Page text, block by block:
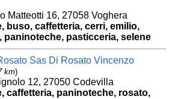
Matteotti 16, 27058 Voghera
buso, caffetteria, cerri, emilio,
paninoteche, pasticceria, selene
Sas Di Rosato Vincenzo
km)
12, 27050 Codevilla
caffetteria, paninoteche, rosato,